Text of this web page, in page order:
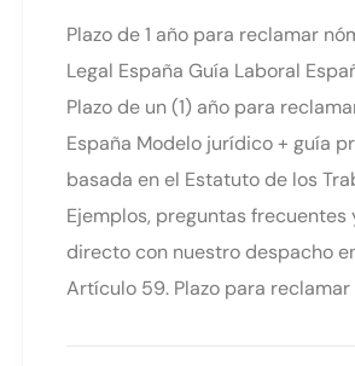
Plazo de 1 año para reclamar
Legal España Guía Laboral
Plazo de un (1) año para
España Modelo jurídico + guía
basada en el Estatuto de los
Ejemplos, preguntas
directo con nuestro despacho
Artículo 59. Plazo para reclamar